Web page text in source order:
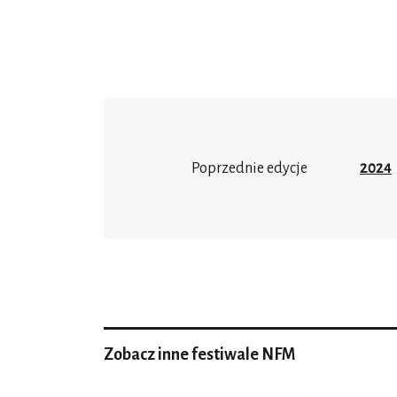
Poprzednie edycje 2024
Zobacz inne festiwale NFM